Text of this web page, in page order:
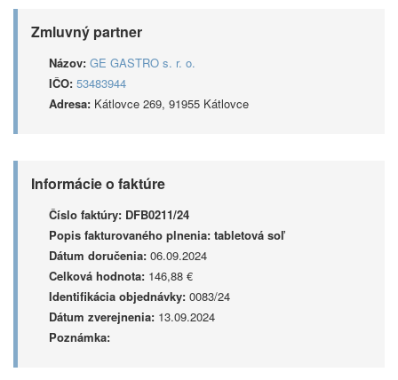
Zmluvný partner
Názov: GE GASTRO s. r. o.
IČO: 53483944
Adresa: Kátlovce 269, 91955 Kátlovce
Informácie o faktúre
Číslo faktúry: DFB0211/24
Popis fakturovaného plnenia: tabletová soľ
Dátum doručenia: 06.09.2024
Celková hodnota: 146,88 €
Identifikácia objednávky: 0083/24
Dátum zverejnenia: 13.09.2024
Poznámka: